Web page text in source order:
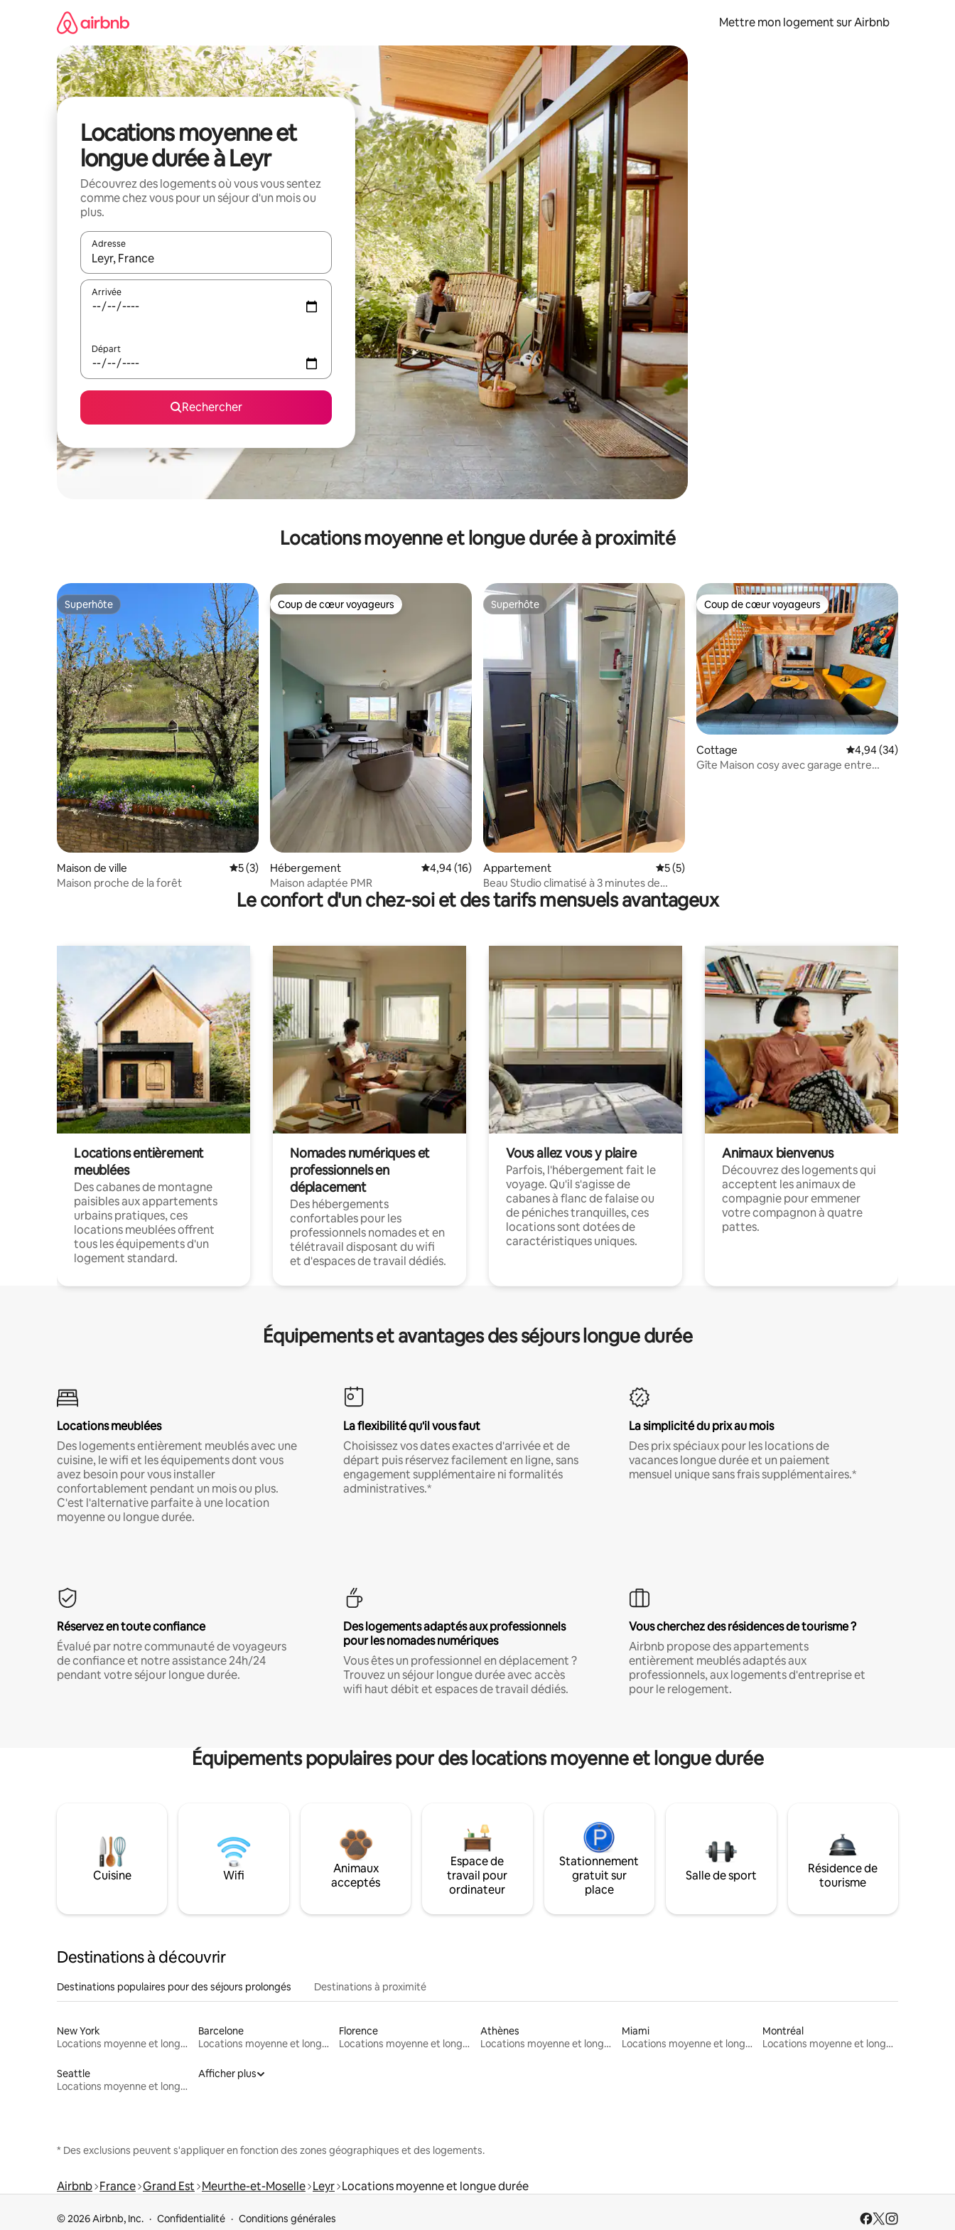
Mettre mon logement sur Airbnb
Locations moyenne et
longue durée à Leyr
Découvrez des logements où vous vous sentez
comme chez vous pour un séjour d'un mois ou
plus.
Adresse
Lorsque les résultats s'affichent, utilisez les flèches vers le haut et vers le bas pour les parcourir ou en appuyant et en faisant glisser.
Arrivée
Départ
Rechercher
Locations moyenne et longue durée à proximité
Superhôte
Superhôte
Maison de ville Évaluation moyenne sur la base de 3 commentaires : 5 sur 5
5 (3)
Maison proche de la forêt
Coup de cœur voyageurs
Coup de cœur voyageurs
Hébergement Évaluation moyenne sur la base de 16 commentaires : 4,94 sur 5
4,94 (16)
Maison adaptée PMR
Superhôte
Superhôte
Appartement Évaluation moyenne sur la base de 5 commentaires : 5 sur 5
5 (5)
Beau Studio climatisé à 3 minutes de
Nancy Centre
Coup de cœur voyageurs
Coup de cœur voyageurs
Cottage Évaluation moyenne
4,94 (34)
Gîte Maison cosy avec garage entre
Le confort d'un chez-soi et des tarifs mensuels avantageux
Locations entièrement
meublées
Des cabanes de montagne
paisibles aux appartements
urbains pratiques, ces
locations meublées offrent
tous les équipements d'un
logement standard.
Nomades numériques et
professionnels en
déplacement
Des hébergements
confortables pour les
professionnels nomades et en
télétravail disposant du wifi
et d'espaces de travail dédiés.
Vous allez vous y plaire
Parfois, l'hébergement fait le
voyage. Qu'il s'agisse de
cabanes à flanc de falaise ou
de péniches tranquilles, ces
locations sont dotées de
caractéristiques uniques.
Animaux bienvenus
Découvrez des logements qui
acceptent les animaux de
compagnie pour emmener
votre compagnon à quatre
pattes.
Équipements et avantages des séjours longue durée
Locations meublées
Des logements entièrement meublés avec une
cuisine, le wifi et les équipements dont vous
avez besoin pour vous installer
confortablement pendant un mois ou plus.
C'est l'alternative parfaite à une location
moyenne ou longue durée.
La flexibilité qu'il vous faut
Choisissez vos dates exactes d'arrivée et de
départ puis réservez facilement en ligne, sans
engagement supplémentaire ni formalités
administratives.*
La simplicité du prix au mois
Des prix spéciaux pour les locations de
vacances longue durée et un paiement
mensuel unique sans frais supplémentaires.*
Réservez en toute confiance
Évalué par notre communauté de voyageurs
de confiance et notre assistance 24h/24
pendant votre séjour longue durée.
Des logements adaptés aux professionnels
pour les nomades numériques
Vous êtes un professionnel en déplacement ?
Trouvez un séjour longue durée avec accès
wifi haut débit et espaces de travail dédiés.
Vous cherchez des résidences de tourisme ?
Airbnb propose des appartements
entièrement meublés adaptés aux
professionnels, aux logements d'entreprise et
pour le relogement.
Équipements populaires pour des locations moyenne et longue durée
Cuisine Wifi
Animaux
acceptés
Espace de
travail pour
ordinateur
Stationnement
gratuit sur
place
Salle de sport
Résidence de
tourisme
Destinations à découvrir
Destinations populaires pour des séjours prolongés Destinations à proximité
New York
Locations moyenne et longue durée
Barcelone
Locations moyenne et longue durée
Florence
Locations moyenne et longue durée
Athènes
Locations moyenne et longue durée
Miami
Locations moyenne et longue durée
Montréal
Locations moyenne et longue durée
Seattle
Locations moyenne et longue durée
Afficher plus
* Des exclusions peuvent s'appliquer en fonction des zones géographiques et des logements.
Airbnb France Grand Est Meurthe-et-Moselle Leyr Locations moyenne et longue durée
© 2026 Airbnb, Inc. Confidentialité Conditions générales